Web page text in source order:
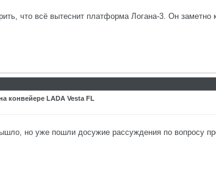
что всё вытеснит платформа Логана-3. Он
конвейере LADA Vesta FL
но уже пошли досужие рассуждения по вопросу